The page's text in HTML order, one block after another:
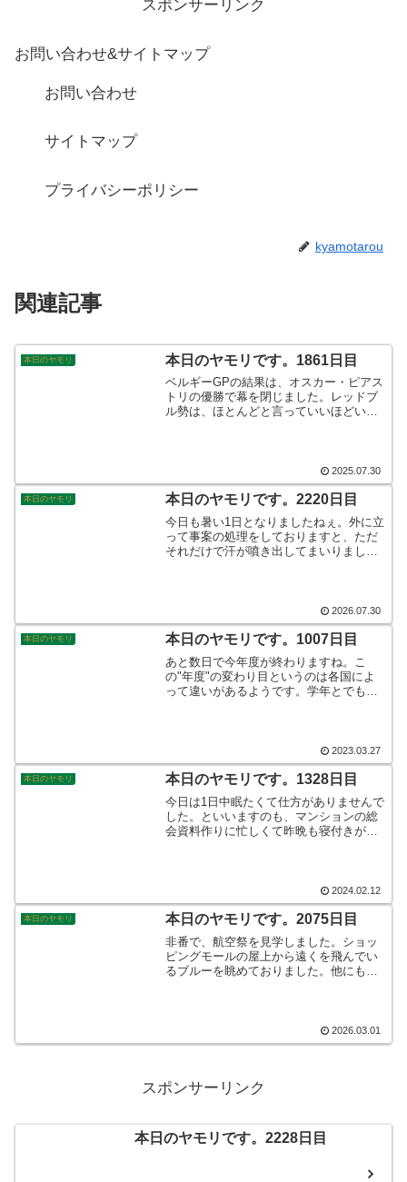
スポンサーリンク
お問い合わせ&サイトマップ
お問い合わせ
サイトマップ
プライバシーポリシー
kyamotarou
関連記事
本日のヤモリ 本日のヤモリです。1861日目
ベルギーGPの結果は、オスカー・ピアス
トリの優勝で幕を閉じました。レッドブ
ル勢は、ほとんどと言っていいほどいい
残念な結果で次戦に期待です！そんなこ
んなで、本日のヤモリです。
2025.07.30
本日のヤモリ 本日のヤモリです。2220日目
今日も暑い1日となりましたねぇ。外に立
って事案の処理をしておりますと、ただ
それだけで汗が噴き出してまいりまし
んなこんなで、本日のヤモリです。2026.07.30
本日のヤモリ 本日のヤモリです。1007日目
あと数日で今年度が終わりますね。こ
の"年度"の変わり目というのは各国によ
って違いがあるようです。学年とでもい
こんなで、本日のヤモリです。 2023.03.27
本日のヤモリ 本日のヤモリです。1328日目
今日は1日中眠たくて仕方がありませんで
した。といいますのも、マンションの総
会資料作りに忙しくて昨晩も寝付きが悪
ょうね。。。そんなこんなで、本日のヤ
モリです。
2024.02.12
本日のヤモリ 本日のヤモリです。2075日目
非番で、航空祭を見学しました。ショッ
ピングモールの屋上から遠くを飛んでい
るブルーを眺めておりました。他にも大
片手には、スマホ、YouTubeライブでダ
ブル視聴でした。有難い！そんなこんな
2026.03.01
スポンサーリンク
本日のヤモリです。2228日目